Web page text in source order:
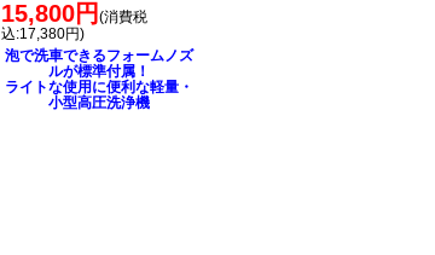
15,800円(消費税
込:17,380円)
泡で洗車できるフォームノズ
ルが標準付属！
ライトな使用に便利な軽量・
小型高圧洗浄機